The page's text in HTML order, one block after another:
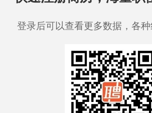
登录后可以查看更多数据，各种